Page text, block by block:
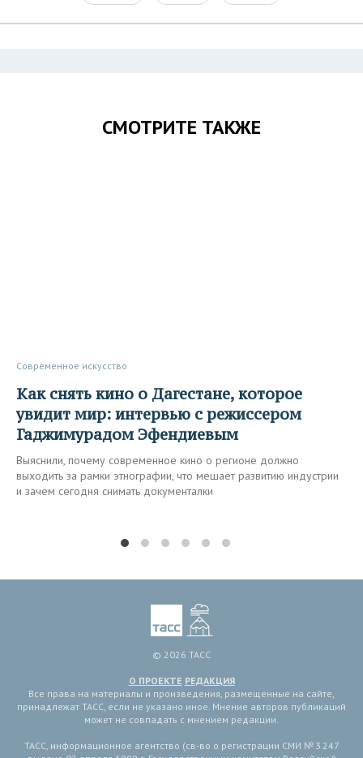
СМОТРИТЕ ТАКЖЕ
Современное искусство
Как снять кино о Дагестане, которое
увидит мир: интервью с режиссером
Гаджимурадом Эфендиевым
Выяснили, почему современное кино о регионе должно
выходить за рамки этнографии, что мешает развитию индустрии
и зачем сегодня снимать документалки
© 2026 ТАСС
О ПРОЕКТЕ РЕДАКЦИЯ
Все права на материалы и произведения, размещенные на сайте,
принадлежат ТАСС, если не указано иное. Мнение авторов публикаций
может не совпадать с мнением редакции.
ТАСС, информационное агентство (св-во о регистрации СМИ № 3 247